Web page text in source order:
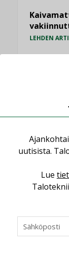
LEHDEN
pitäisi
käyttöön
KOLUMNI
uutisista.
Lue